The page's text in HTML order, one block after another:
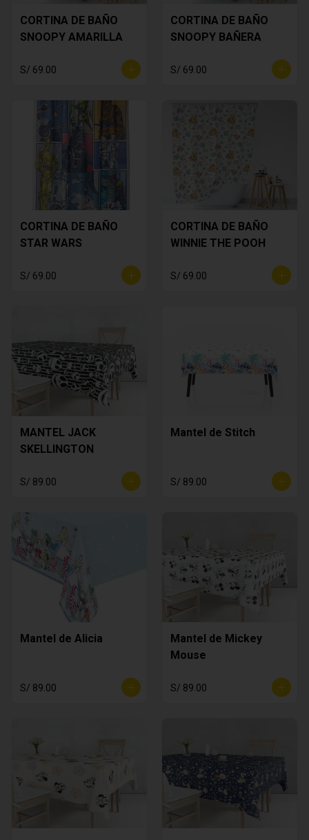
CORTINA DE BAÑO
SNOOPY AMARILLA
S/ 69.00
CORTINA DE BAÑO
SNOOPY BAÑERA
S/ 69.00
CORTINA DE BAÑO
STAR WARS
S/ 69.00
CORTINA DE BAÑO
WINNIE THE POOH
S/ 69.00
MANTEL JACK
SKELLINGTON
S/ 89.00
Mantel de Stitch
S/ 89.00
Mantel de Alicia
S/ 89.00
Mantel de Mickey
Mouse
S/ 89.00